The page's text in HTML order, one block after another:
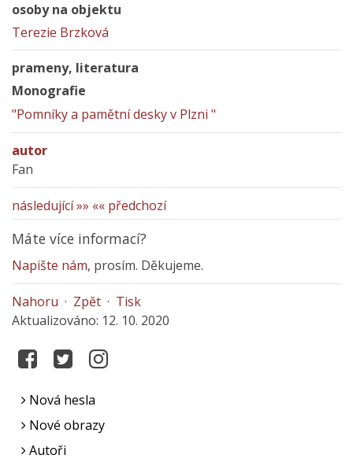
osoby na objektu
Terezie Brzková
prameny, literatura
Monografie
"Pomníky a pamětní desky v Plzni "
autor
Fan
následující »» «« předchozí
Máte více informací?
Napište nám, prosím. Děkujeme.
Nahoru · Zpět · Tisk
Aktualizováno: 12. 10. 2020
Nová hesla
Nové obrazy
Autoři